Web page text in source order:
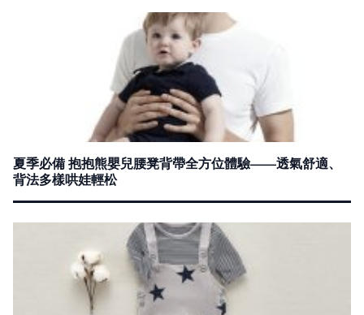
夏季必備 抱抱熊嬰兒腰凳背帶全方位體驗——透氣舒適、
背法多樣哄娃輕松